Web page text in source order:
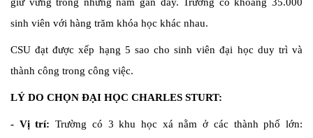
sinh viên với hàng trăm khóa học khác nhau.
CSU đạt được xếp hạng 5 sao cho sinh viên đại học duy trì và
thành công trong công việc.
LÝ DO CHỌN ĐẠI HỌC CHARLES STURT:
- Vị trí: Trường có 3 khu học xá nằm ở các thành phố lớn: